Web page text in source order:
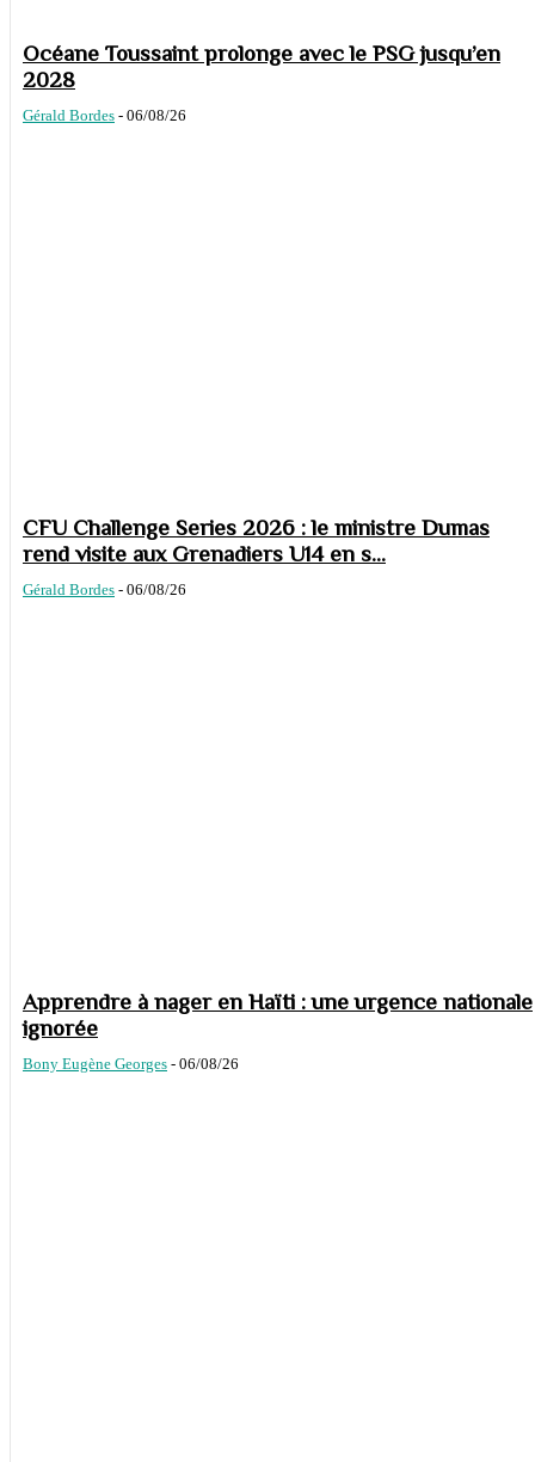
Océane Toussaint prolonge avec le PSG jusqu’en
2028
Gérald Bordes - 06/08/26
CFU Challenge Series 2026 : le ministre Dumas
rend visite aux Grenadiers U14 en s...
Gérald Bordes - 06/08/26
Apprendre à nager en Haïti : une urgence nationale
ignorée
Bony Eugène Georges - 06/08/26